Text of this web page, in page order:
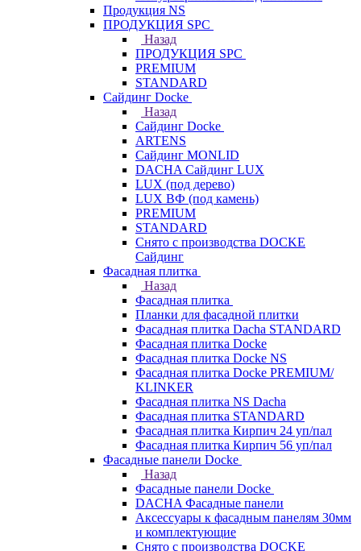
Продукция NS
ПРОДУКЦИЯ SPC
Назад
ПРОДУКЦИЯ SPC
PREMIUM
STANDARD
Сайдинг Docke
Назад
Сайдинг Docke
ARTENS
Cайдинг MONLID
DACHA Сайдинг LUX
LUX (под дерево)
LUX ВФ (под камень)
PREMIUM
STANDARD
Снято с производства DOCKE
Сайдинг
Фасадная плитка
Назад
Фасадная плитка
Планки для фасадной плитки
Фасадная плитка Dacha STANDARD
Фасадная плитка Docke
Фасадная плитка Docke NS
Фасадная плитка Docke PREMIUM/
KLINKER
Фасадная плитка NS Dacha
Фасадная плитка STANDARD
Фасадная плитка Кирпич 24 уп/пал
Фасадная плитка Кирпич 56 уп/пал
Фасадные панели Docke
Назад
Фасадные панели Docke
DACHA Фасадные панели
Аксессуары к фасадным панелям 30мм
и комплектующие
Снято с производства DOCKE